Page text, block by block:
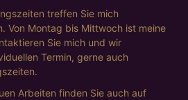
treffen Sie mich
Von Montag bis Mittwoch ist meine
Sie mich und wir
Termin, gerne auch
Arbeiten finden Sie auch auf